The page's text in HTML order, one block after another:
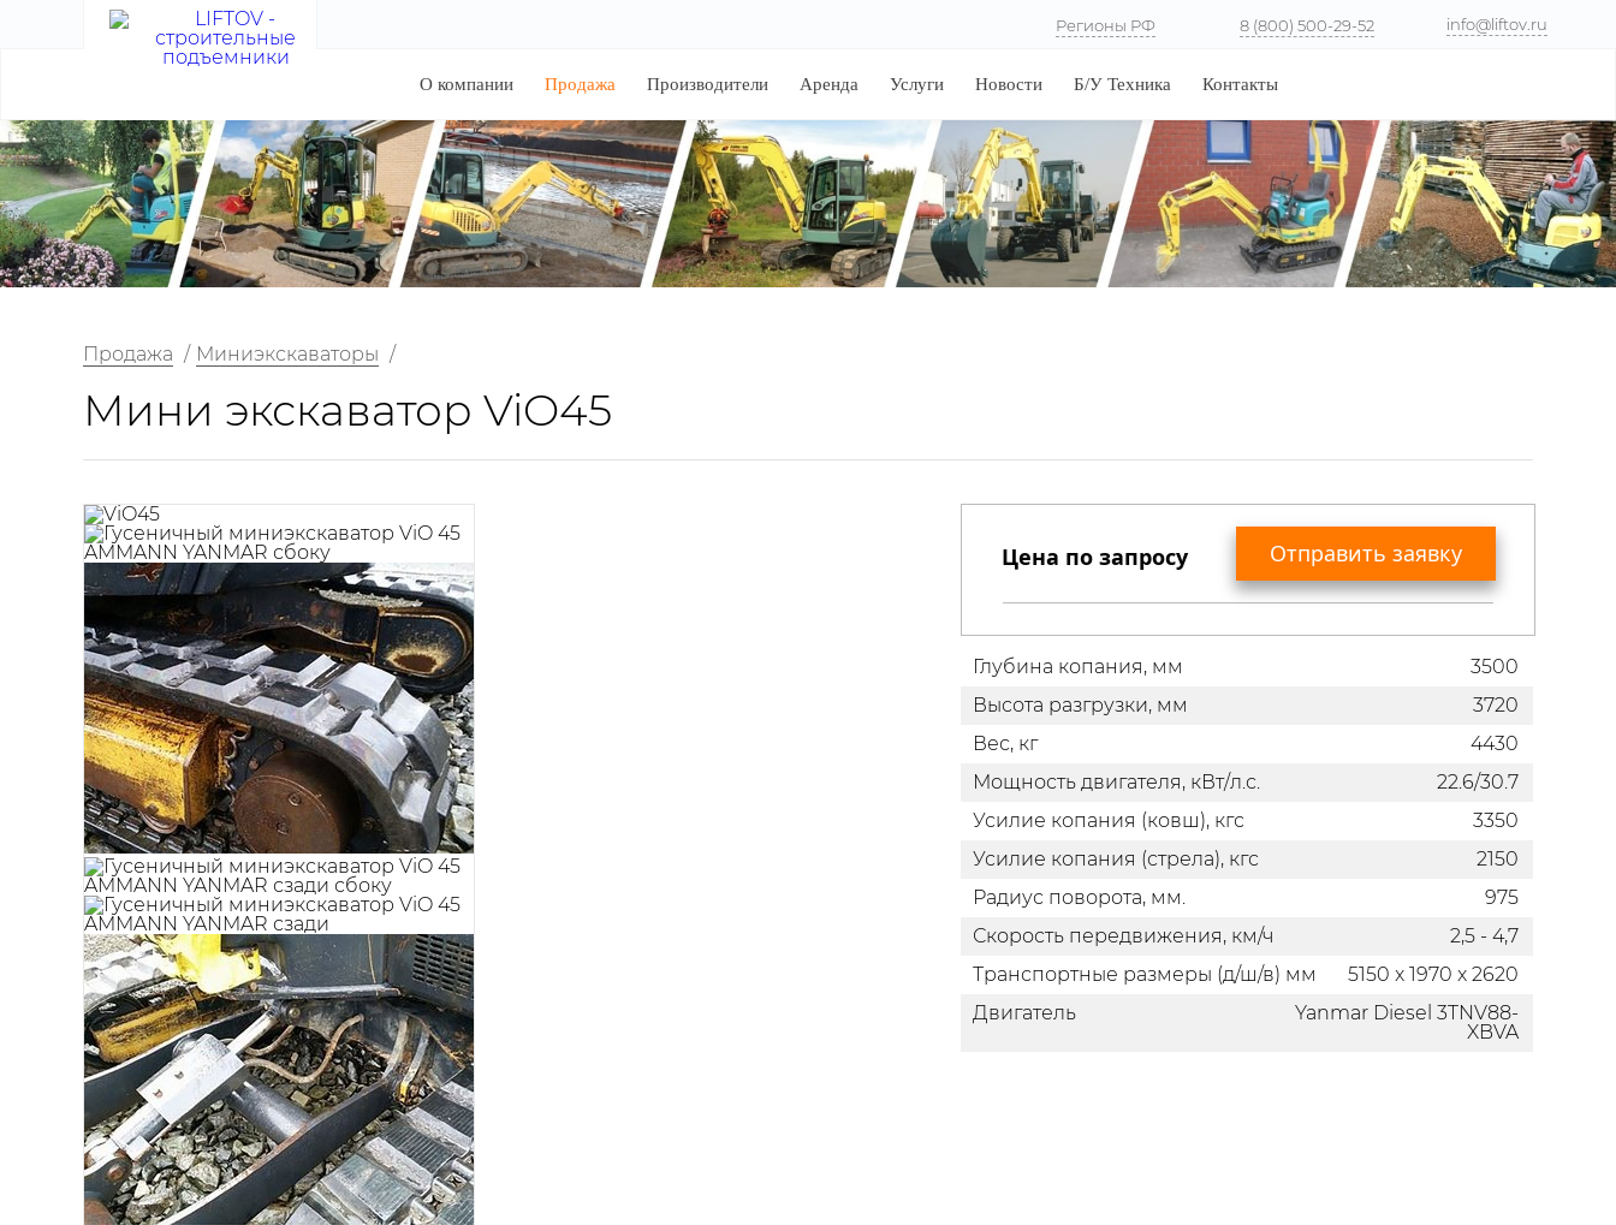
8 (800) 500-29-52
Регионы РФ info@liftov.ru
О компании Продажа Производители Аренда Услуги Новости Б/У Техника Контакты
Продажа / Миниэкскаваторы /
Мини экскаватор ViO45
Цена по запросу Отправить заявку
Вы получите коммерческое предложение
с актуальными ценами, сроками поставки,
дополнительной информацией по
техники.
Глубина копания, мм
3500
Высота разгрузки, мм
3720
Вес, кг
4430
Мощность двигателя, кВт/л.с.
22.6/30.7
Усилие копания (ковш), кгс
3350
Усилие копания (стрела), кгс
2150
Радиус поворота, мм.
975
Скорость передвижения, км/ч
2,5 - 4,7
Транспортные размеры (д/ш/в) мм
5150 x 1970 x 2620
Двигатель
Yanmar Diesel 3TNV88-
XBVA